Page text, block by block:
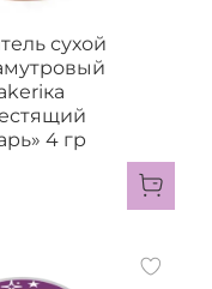
сухой
4 гр